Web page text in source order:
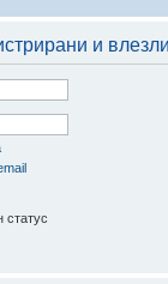
и
статус